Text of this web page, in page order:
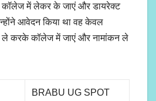
कॉलेज में लेकर के जाएं और डायरेक्ट
आवेदन किया था वह केवल
ले करके कॉलेज में जाएं और नामांकन ले
BRABU UG SPOT